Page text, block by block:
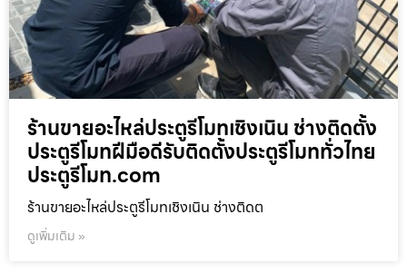
ร้านขายอะไหล่ประตูรีโมทเชิงเนิน ช่างติดตั้ง
ประตูรีโมทฝีมือดีรับติดตั้งประตูรีโมททั่วไทย
ประตูรีโมท.com
ร้านขายอะไหล่ประตูรีโมทเชิงเนิน ช่างติดต
ดูเพิ่มเติม »